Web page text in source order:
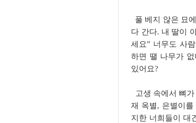
풀 베지 않은 묘
다 간다. 내 딸이
세요” 너무도 사
하면 땔 나무가
있어요?
고생 속에서 뼈
재 옥별, 은별이
지한 너희들이 대